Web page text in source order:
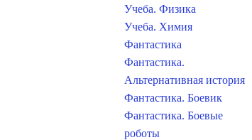
Учеба. Физика
Учеба. Химия
Фантастика
Фантастика.
Альтернативная история
Фантастика. Боевик
Фантастика. Боевые
роботы